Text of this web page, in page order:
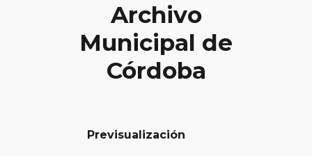
Archivo
Municipal de
Córdoba
Previsualización